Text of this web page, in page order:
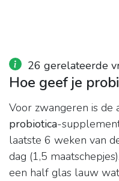
26 gerelateerde
Hoe geef je
Voor zwangeren is de
probiotica-
laatste 6 weken van
dag (1,5
een half glas lauw